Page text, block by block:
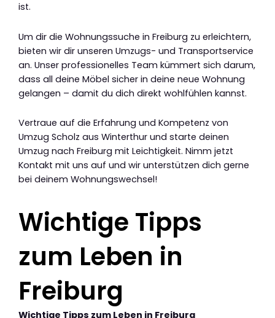
ist.
Um dir die Wohnungssuche in Freiburg zu erleichtern,
bieten wir dir unseren Umzugs- und Transportservice
an. Unser professionelles Team kümmert sich darum,
dass all deine Möbel sicher in deine neue Wohnung
gelangen – damit du dich direkt wohlfühlen kannst.
Vertraue auf die Erfahrung und Kompetenz von
Umzug Scholz aus Winterthur und starte deinen
Umzug nach Freiburg mit Leichtigkeit. Nimm jetzt
Kontakt mit uns auf und wir unterstützen dich gerne
bei deinem Wohnungswechsel!
Wichtige Tipps
zum Leben in
Freiburg
Wichtige Tipps zum Leben in Freiburg